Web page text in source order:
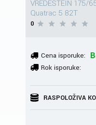
VREDESTEIN 175/
Quatrac 5 82T
0
Cena isporuke:
Rok isporuke:
RASPOLOŽIVA